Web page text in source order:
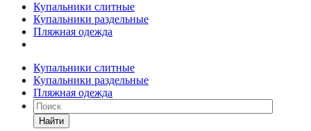
Купальники слитные
Купальники раздельные
Пляжная одежда
Купальники слитные
Купальники раздельные
Пляжная одежда
Найти